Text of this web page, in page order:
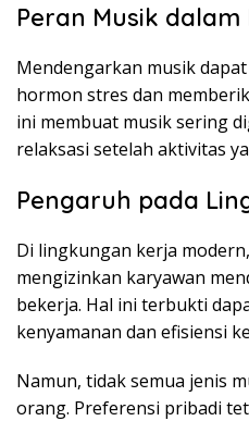
Peran Musik
Mendengarkan musik
hormon stres dan
ini membuat musik sering
relaksasi setelah aktivitas
Pengaruh pada
Di lingkungan kerja
mengizinkan karyawan
bekerja. Hal ini terbukti
kenyamanan dan efisiensi
Namun, tidak semua jenis
orang. Preferensi pribadi